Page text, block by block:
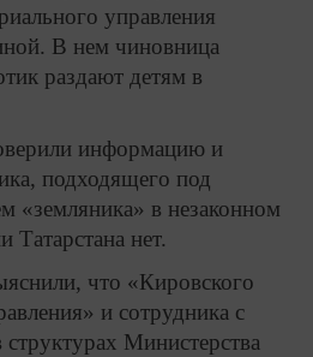
управления
В нем чиновница
раздают детям в
информацию и
подходящего под
«земляника» в незаконном
Татарстана нет.
что «Кировского
и сотрудника с
Министерства